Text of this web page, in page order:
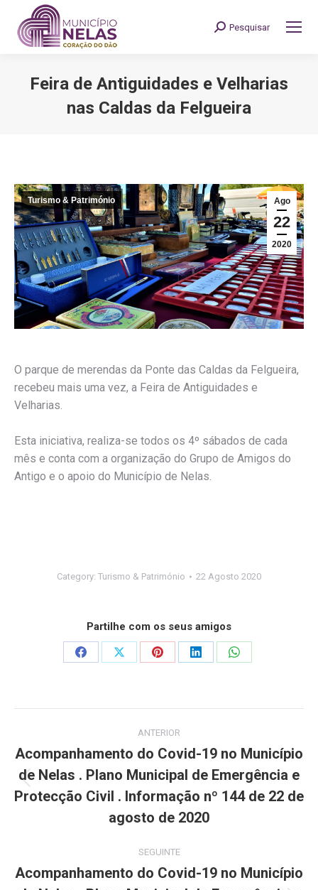
Search:
Pesquisar
Feira de Antiguidades e Velharias
nas Caldas da Felgueira
Ago
22
2020
Turismo & Património
O parque de merendas da Ponte das Caldas da Felgueira,
recebeu mais uma vez, a Feira de Antiguidades e
Velharias.
Esta iniciativa, realiza-se todos os 4º sábados de cada
mês e conta com a organização do Grupo de Amigos do
Antigo e o apoio do Município de Nelas.
Category: Turismo & Património 22 Agosto 2020
Partilhe com os seus amigos
Share
Share
Share
Share
Share
navigation
ANTERIOR
Previous
post:
Acompanhamento do Covid-19 no Município
de Nelas . Plano Municipal de Emergência e
Protecção Civil . Informação nº 144 de 22 de
agosto de 2020
SEGUINTE
Acompanhamento do Covid-19 no Município